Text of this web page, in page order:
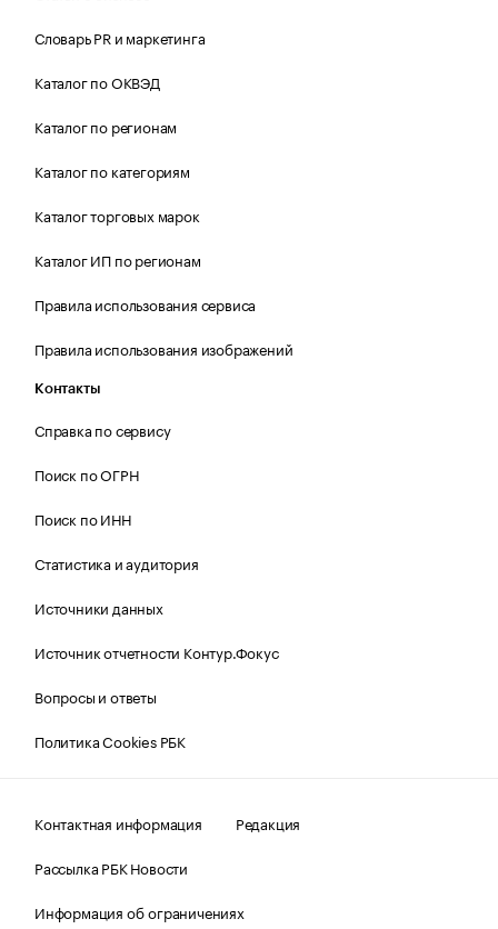
Словарь PR и маркетинга
Каталог по ОКВЭД
Каталог по регионам
Каталог по категориям
Каталог торговых марок
Каталог ИП по регионам
Правила использования сервиса
Правила использования изображений
Контакты
Справка по сервису
Поиск по ОГРН
Поиск по ИНН
Статистика и аудитория
Источники данных
Источник отчетности Контур.Фокус
Вопросы и ответы
Политика Cookies РБК
Контактная информация
Редакция
Рассылка РБК Новости
Информация об ограничениях